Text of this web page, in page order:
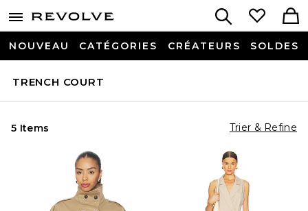
NOUVEAU CATÉGORIES CRÉATEURS SOLDES
TRENCH COURT
5 Items Trier & Refine